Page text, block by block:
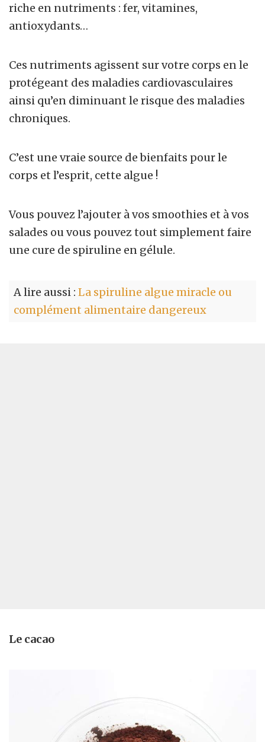
riche en nutriments : fer, vitamines,
antioxydants…
Ces nutriments agissent sur votre corps en le
protégeant des maladies cardiovasculaires
ainsi qu’en diminuant le risque des maladies
chroniques.
C’est une vraie source de bienfaits pour le
corps et l’esprit, cette algue !
Vous pouvez l’ajouter à vos smoothies et à vos
salades ou vous pouvez tout simplement faire
une cure de spiruline en gélule.
A lire aussi : La spiruline algue miracle ou
complément alimentaire dangereux
Le cacao